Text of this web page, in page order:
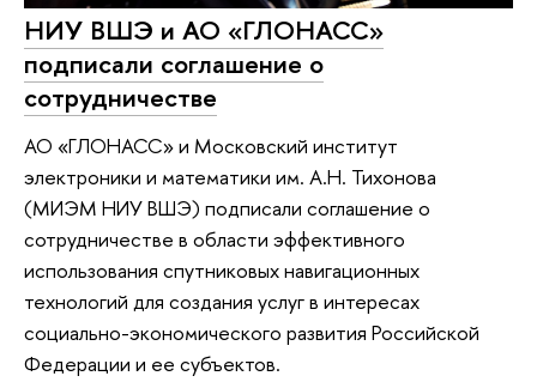
НИУ ВШЭ и АО «ГЛОНАСС»
подписали соглашение о
сотрудничестве
АО «ГЛОНАСС» и Московский институт
электроники и математики им. А.Н. Тихонова
(МИЭМ НИУ ВШЭ) подписали соглашение о
сотрудничестве в области эффективного
использования спутниковых навигационных
технологий для создания услуг в интересах
социально-экономического развития Российской
Федерации и ее субъектов.